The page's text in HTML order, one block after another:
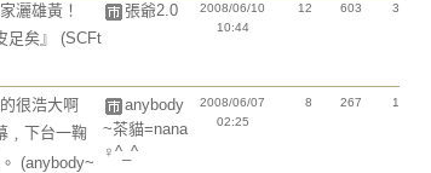
灑雄黃！
足矣』 (SCFt
張爺2.0
2008/06/10
10:44
12 603 3
很浩大啊
﹐下台一鞠
(anybody~
anybody
~茶貓=nana
♀^_^
2008/06/07
02:25
8 267 1